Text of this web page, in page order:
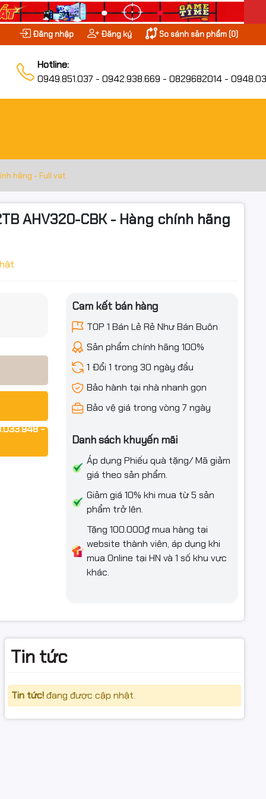
Đăng nhập Đăng ký So sánh sản phẩm (0)
Hotline:
0949.851.037 - 0942.938.669 - 0829682014 -
hãng - Full vat
AHV320-CBK - Hàng chính hãng
-
Cam kết bán hàng
TOP 1 Bán Lẻ Rẻ Như Bán Buôn
Sản phẩm chính hãng 100%
1 Đổi 1 trong 30 ngày đầu
Bảo hành tại nhà nhanh gọn
Bảo vệ giá trong vòng 7 ngày
Danh sách khuyến mãi
Áp dụng Phiếu quà tặng/ Mã giảm
giá theo sản phẩm.
Giảm giá 10% khi mua từ 5 sản
phẩm trở lên.
Tặng 100.000₫ mua hàng tại
website thành viên, áp dụng khi
mua Online tại HN và 1 số khu vực
khác.
Tin tức
Tin tức!đang được cập nhật.
cứng.
không
qua